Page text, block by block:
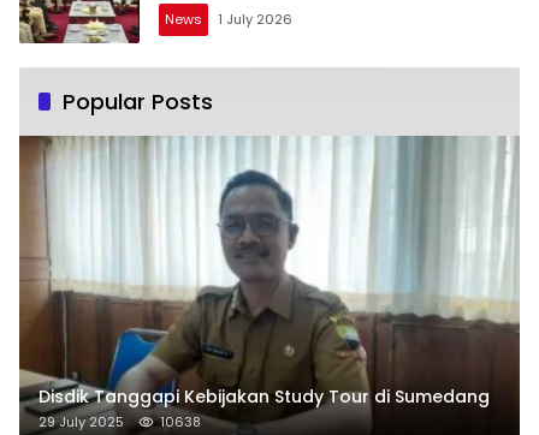
News 1 July 2026
Popular Posts
Disdik Tanggapi Kebijakan Study Tour di Sumedang
29 July 2025 10638